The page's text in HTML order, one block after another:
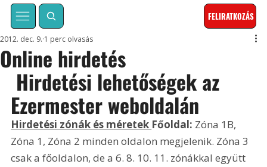
FELIRATKOZÁS
Online hirdetés
2012. dec. 9. 1 perc olvasás
Ezermester weboldalán
Hirdetési zónák és méretek Főoldal: Zóna 1B,
Zóna 1, Zóna 2 minden oldalon megjelenik. Zóna 3
csak a főoldalon, de a 6. 8. 10. 11. zónákkal együtt